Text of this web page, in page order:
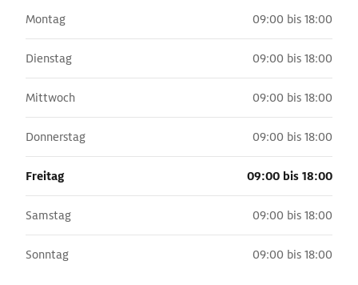
Montag 09:00 bis 18:00
Dienstag 09:00 bis 18:00
Mittwoch 09:00 bis 18:00
Donnerstag 09:00 bis 18:00
Freitag 09:00 bis 18:00
Samstag 09:00 bis 18:00
Sonntag 09:00 bis 18:00